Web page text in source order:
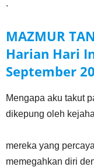
.
MAZMUR
Harian Hari
September
Mengapa aku takut
dikepung oleh
mereka yang
memegahkan diri